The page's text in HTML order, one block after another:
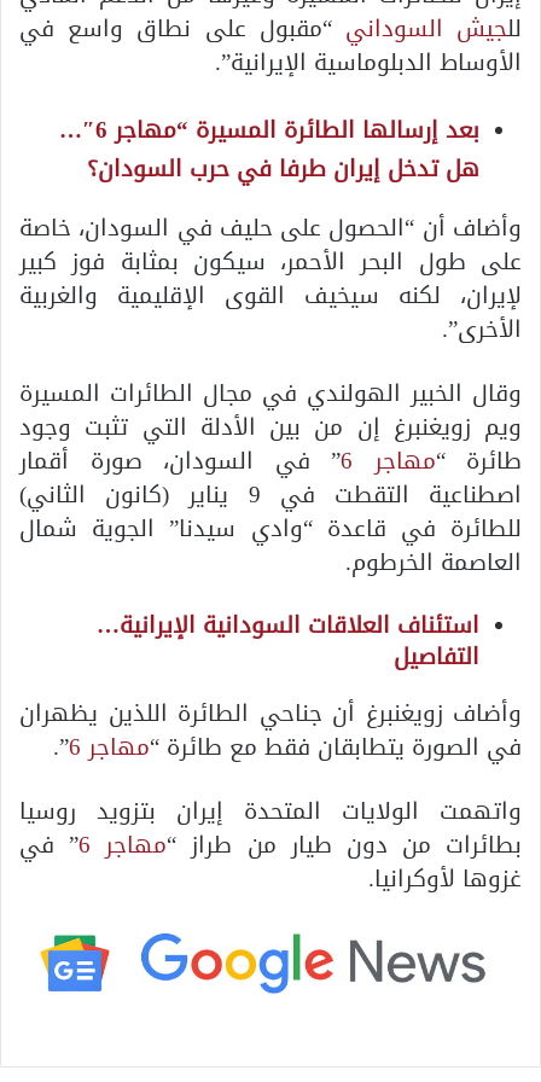
للجيش السوداني “مقبول على نطاق واسع في
الأوساط الدبلوماسية الإيرانية”.
بعد إرسالها الطائرة المسيرة “مهاجر 6″…
هل تدخل إيران طرفا في حرب السودان؟
وأضاف أن “الحصول على حليف في السودان، خاصة
على طول البحر الأحمر، سيكون بمثابة فوز كبير
لإيران، لكنه سيخيف القوى الإقليمية والغربية
الأخرى”.
وقال الخبير الهولندي في مجال الطائرات المسيرة
ويم زويغنبرغ إن من بين الأدلة التي تثبت وجود
طائرة “مهاجر 6
” في السودان، صورة أقمار
اصطناعية التقطت في 9 يناير (كانون الثاني)
للطائرة في قاعدة “وادي سيدنا” الجوية شمال
العاصمة الخرطوم.
استئناف العلاقات السودانية الإيرانية…
التفاصيل
وأضاف زويغنبرغ أن جناحي الطائرة اللذين يظهران
في الصورة يتطابقان فقط مع طائرة “مهاجر 6 ”.
واتهمت الولايات المتحدة إيران بتزويد روسيا
بطائرات من دون طيار من طراز “مهاجر 6
” في
غزوها لأوكرانيا.